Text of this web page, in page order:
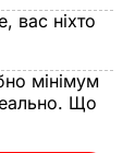
вас ніхто
мінімум
Що